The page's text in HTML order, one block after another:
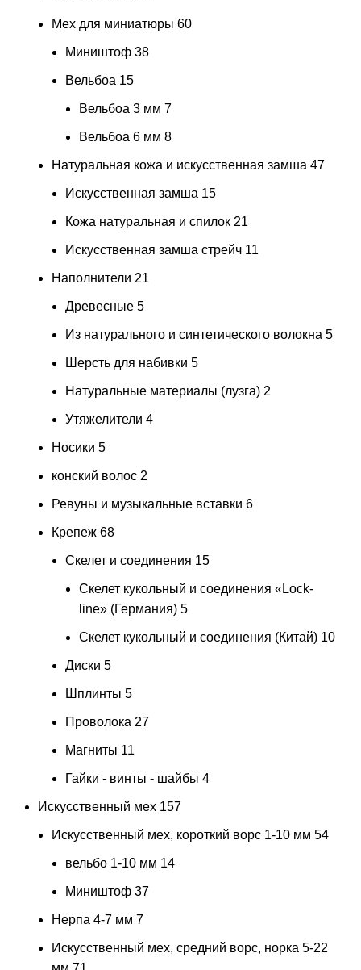
Мех для миниатюры 60
Миништоф 38
Вельбоа 15
Вельбоа 3 мм 7
Вельбоа 6 мм 8
Натуральная кожа и искусственная замша 47
Искусственная замша 15
Кожа натуральная и спилок 21
Искусственная замша стрейч 11
Наполнители 21
Древесные 5
Из натурального и синтетического волокна 5
Шерсть для набивки 5
Натуральные материалы (лузга) 2
Утяжелители 4
Носики 5
конский волос 2
Ревуны и музыкальные вставки 6
Крепеж 68
Скелет и соединения 15
Скелет кукольный и соединения «Lock-
line» (Германия) 5
Скелет кукольный и соединения (Китай) 10
Диски 5
Шплинты 5
Проволока 27
Магниты 11
Гайки - винты - шайбы 4
Искусственный мех 157
Искусственный мех, короткий ворс 1-10 мм 54
вельбо 1-10 мм 14
Миништоф 37
Нерпа 4-7 мм 7
Искусственный мех, средний ворс, норка 5-22